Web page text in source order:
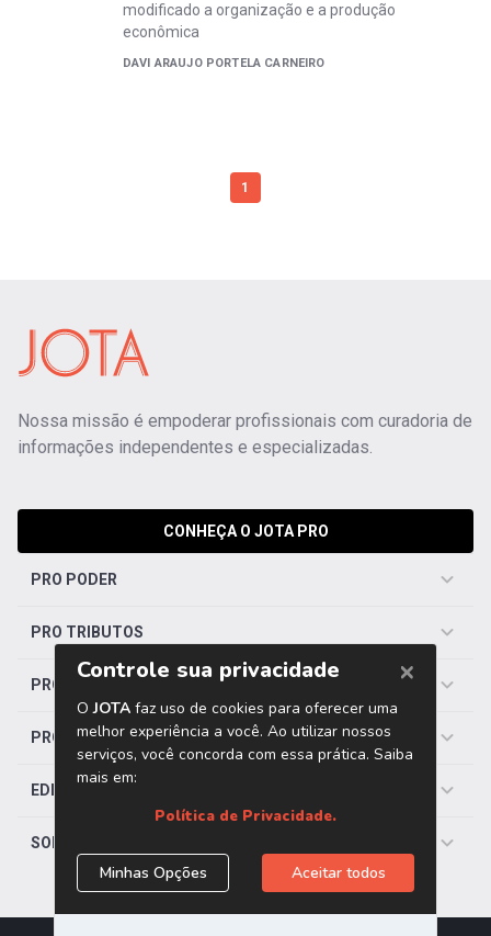
modificado a organização e a produção
econômica
DAVI ARAUJO PORTELA CARNEIRO
1
Nossa missão é empoderar profissionais com curadoria de
informações independentes e especializadas.
CONHEÇA O JOTA PRO
PRO PODER
PRO TRIBUTOS
PRO TRABALHISTA
PRO SAÚDE
EDITORIAS
SOBRE O JOTA